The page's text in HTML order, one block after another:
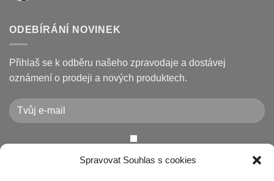
Spravovat Souhlas s cookies
opravit
displeje
Xiaomi
Pro
a
jak
je
textu
s
vyměnit
pneumatiku
na
elektrokoloběžce
(8.5″
vs
10″,
duše
ODEBÍRÁNÍ NOVINEK
Přihlaš se k odběru našeho zpravodaje a dostávej
oznámení o prodeji a nových produktech.
Chcete-li odeslat tento formulář, musíte přijmout naše